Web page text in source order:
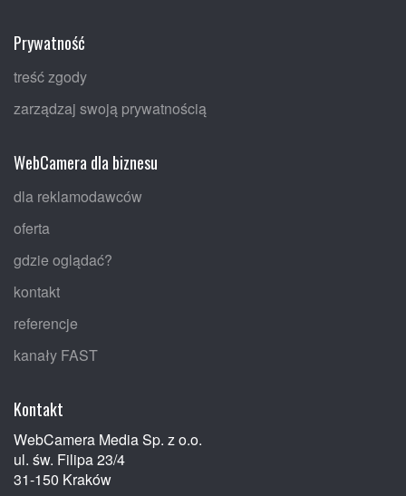
Prywatność
treść zgody
zarządzaj swoją prywatnością
WebCamera dla biznesu
dla reklamodawców
oferta
gdzie oglądać?
kontakt
referencje
kanały FAST
Kontakt
WebCamera Media Sp. z o.o.
ul. św. Filipa 23/4
31-150 Kraków